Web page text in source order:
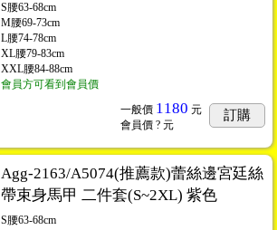
S腰63-68cm
M腰69-73cm
L腰74-78cm
XL腰79-83cm
XXL腰84-88cm
會員方可看到會員價
一般價 1180 元
會員價 ? 元
訂購
Agg-2163/A5074(推薦款)蕾絲邊宮廷絲
帶束身馬甲 二件套(S~2XL) 紫色
S腰63-68cm